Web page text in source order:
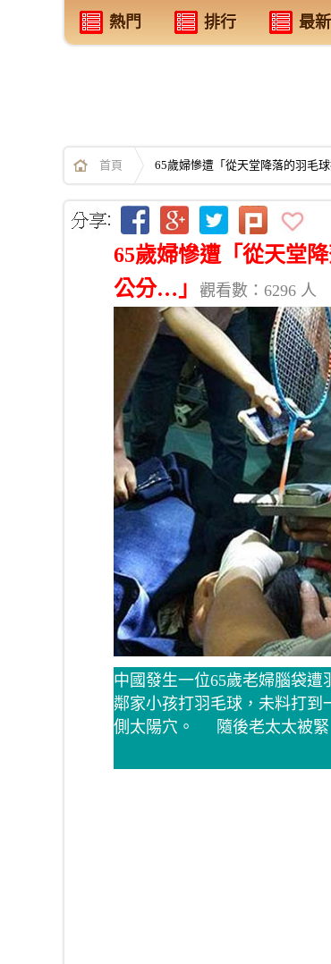
熱門 排行 最新
首頁 65歲婦慘遭「從天堂降落的羽毛
65歲婦慘遭「從天堂
公分…」
觀看數：6296 人
中國發生一位65歲老婦腦袋
鄰家小孩打羽毛球，未料打到
側太陽穴。 隨後老太太被緊